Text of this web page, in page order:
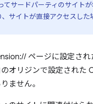
てサードパーティのサイト
サイトが直接アクセスし
ページに設定され
オリジンで設定された
ません。